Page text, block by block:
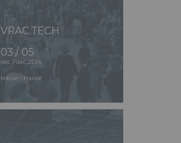
VRAC TECH
03 / 05
déc. / déc. 2024
Mâcon - France